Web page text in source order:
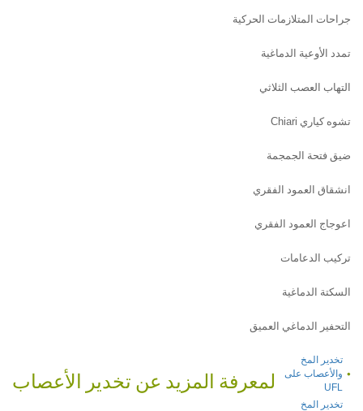
جراحات المتلازمات الحركية
تمدد الأوعية الدماغية
التهاب العصب الثلاثي
تشوه كياري Chiari
ضيق فتحة الجمجمة
انشقاق العمود الفقري
اعوجاج العمود الفقري
تركيب الدعامات
السكتة الدماغية
التحفير الدماغي العميق
لمعرفة المزيد عن تخدير الأعصاب
تخدير المخ
والأعصاب على
UFL
تخدير المخ